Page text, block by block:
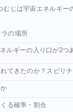
むじは宇宙エネルギー
の場所
ルギーの入り口が2つ
てきたのか？スピリ
る確率・割合